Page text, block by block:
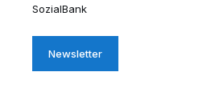
SozialBank
Newsletter